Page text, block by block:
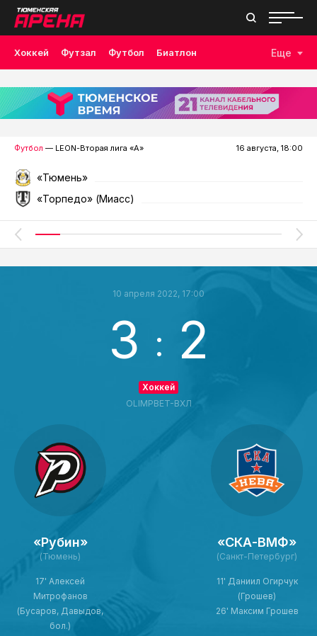
Хоккей Футзал Футбол Биатлон
Лыжные гонки Волейбол Плавание Дзюдо
Скалолазание Велоспорт Бокс
Еще
Футбол — LEON-Вторая лига «А» 16 августа, 18:00
«Тюмень»
«Торпедо» (Миасс)
«Рубин»
(Тюмень)
17' Алексей
Митрофанов
(Бусаров, Давыдов,
бол.)
10 апреля 2022, 17:00
3 : 2
Хоккей
OLIMPBET-ВХЛ
«СКА-ВМФ»
(Санкт-Петербург)
11' Даниил Огирчук
(Грошев)
26' Максим Грошев